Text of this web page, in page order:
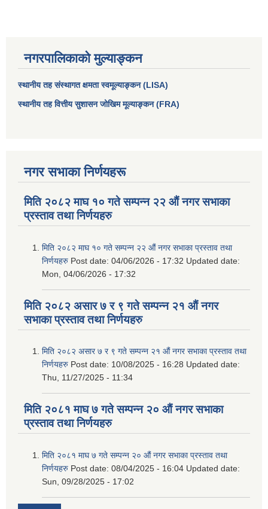
नगरपालिकाको मुल्याङ्कन
स्थानीय तह संस्थागत क्षमता स्वमूल्याङ्कन (LISA)
स्थानीय तह वित्तीय सुशासन जोखिम मूल्याङ्कन (FRA)
नगर सभाका निर्णयहरू
मिति २०८२ माघ १० गते सम्पन्न २२ औं नगर सभाका
प्रस्ताव तथा निर्णयहरु
मिति २०८२ माघ १० गते सम्पन्न २२ औं नगर सभाका प्रस्ताव तथा
निर्णयहरु Post date: 04/06/2026 - 17:32 Updated date:
Mon, 04/06/2026 - 17:32
मिति २०८२ असार ७ र ९ गते सम्पन्न २१ औं नगर
सभाका प्रस्ताव तथा निर्णयहरु
मिति २०८२ असार ७ र ९ गते सम्पन्न २१ औं नगर सभाका प्रस्ताव तथा
निर्णयहरु Post date: 10/08/2025 - 16:28 Updated date:
Thu, 11/27/2025 - 11:34
मिति २०८१ माघ ७ गते सम्पन्न २० औं नगर सभाका
प्रस्ताव तथा निर्णयहरु
मिति २०८१ माघ ७ गते सम्पन्न २० औं नगर सभाका प्रस्ताव तथा
निर्णयहरु Post date: 08/04/2025 - 16:04 Updated date:
Sun, 09/28/2025 - 17:02